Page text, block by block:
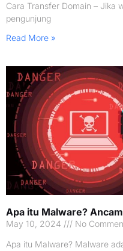
Cara Transfer Domain – Jika
pengunjung
Read More »
Apa itu Malware?
May 10, 2024
No
Apa itu Malware? Malware